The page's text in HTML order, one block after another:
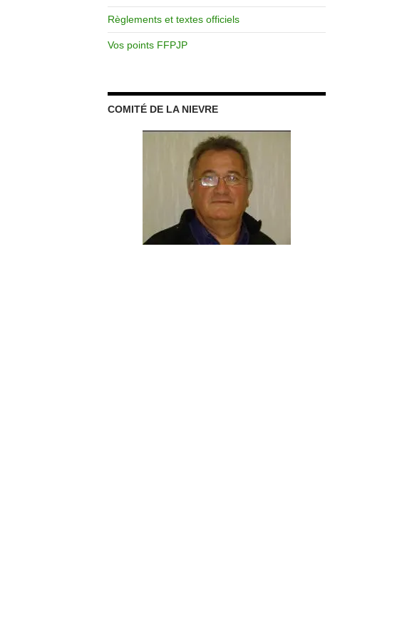
Règlements et textes officiels
Vos points FFPJP
COMITÉ DE LA NIEVRE